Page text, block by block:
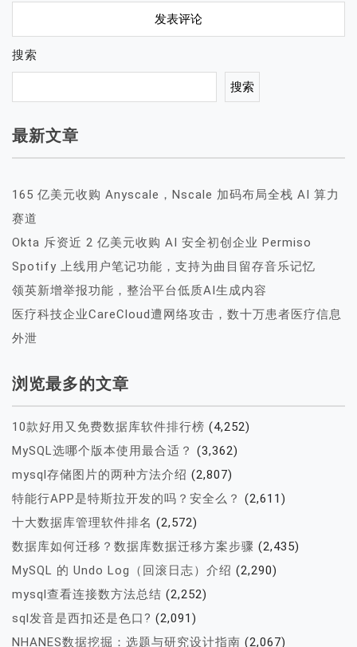
搜索
搜索
最新文章
165 亿美元收购 Anyscale，Nscale 加码布局全栈 AI 算力
赛道
Okta 斥资近 2 亿美元收购 AI 安全初创企业 Permiso
Spotify 上线用户笔记功能，支持为曲目留存音乐记忆
领英新增举报功能，整治平台低质AI生成内容
医疗科技企业CareCloud遭网络攻击，数十万患者医疗信息
外泄
浏览最多的文章
10款好用又免费数据库软件排行榜 (4,252)
MySQL选哪个版本使用最合适？ (3,362)
mysql存储图片的两种方法介绍 (2,807)
特能行APP是特斯拉开发的吗？安全么？ (2,611)
十大数据库管理软件排名 (2,572)
数据库如何迁移？数据库数据迁移方案步骤 (2,435)
MySQL 的 Undo Log（回滚日志）介绍 (2,290)
mysql查看连接数方法总结 (2,252)
sql发音是西扣还是色口? (2,091)
NHANES数据挖掘：选题与研究设计指南 (2,067)